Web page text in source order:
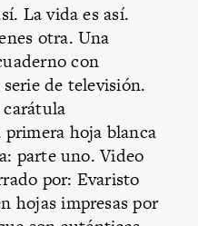
La vida es así.
otra. Una
con
de televisión.
hoja blanca
parte uno. Video
por: Evaristo
hojas impresas por